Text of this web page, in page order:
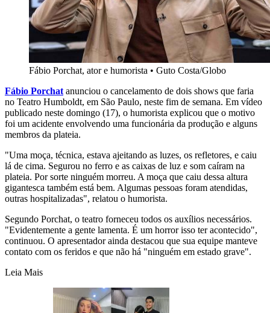
Fábio Porchat, ator e humorista • Guto Costa/Globo
Fábio Porchat anunciou o cancelamento de dois shows que faria
no Teatro Humboldt, em São Paulo, neste fim de semana. Em vídeo
publicado neste domingo (17), o humorista explicou que o motivo
foi um acidente envolvendo uma funcionária da produção e alguns
membros da plateia.
"Uma moça, técnica, estava ajeitando as luzes, os refletores, e caiu
lá de cima. Segurou no ferro e as caixas de luz e som caíram na
plateia. Por sorte ninguém morreu. A moça que caiu dessa altura
gigantesca também está bem. Algumas pessoas foram atendidas,
outras hospitalizadas", relatou o humorista.
Segundo Porchat, o teatro forneceu todos os auxílios necessários.
"Evidentemente a gente lamenta. É um horror isso ter acontecido",
continuou. O apresentador ainda destacou que sua equipe manteve
contato com os feridos e que não há "ninguém em estado grave".
Leia Mais